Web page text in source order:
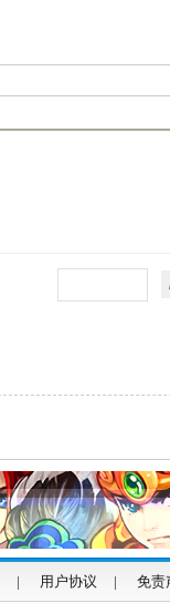
| 用户协议 | 免责